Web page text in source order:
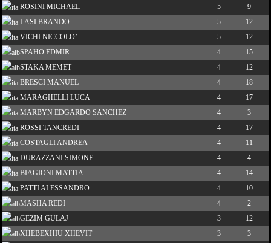
ROSINI MICHAEL
5
9
LASI BRANDO
5
12
VICHI NICCOLO’
5
12
SPAHO EDMIR
4
15
STAKA MEMET
4
12
BRESCI MANUEL
4
18
MARAGHELLI LUCA
4
17
MARBYN EDGARDO SANCHEZ
4
3
ROSSI TANCREDI
4
17
COSTAGLI ANDREA
4
11
DURAZZANI SIMONE
4
4
BIAGIONI MATTIA
4
14
PATTI ALESSANDRO
4
10
MASHA REDI
4
2
GEZIM GULAJ
3
12
XHEBEXHIU XHEVIT
3
3